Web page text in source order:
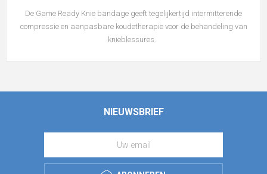
De Game Ready Knie bandage geeft tegelijkertijd intermitterende
compressie en aanpasbare koudetherapie voor de behandeling van
knieblessures.
NIEUWSBRIEF